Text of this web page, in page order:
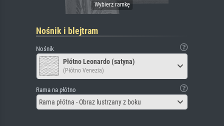
Nośnik i blejtram
Nośnik
Płótno Leonardo (satyna)
(Płótno Venezia)
Rama na płótno
Rama płótna - Obraz lustrzany z boku